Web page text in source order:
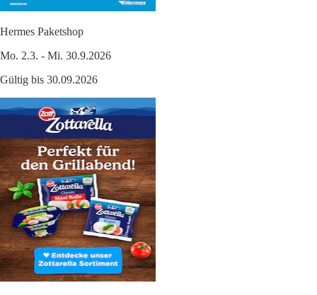
Hermes Paketshop
Mo. 2.3. - Mi. 30.9.2026
Gültig bis 30.09.2026